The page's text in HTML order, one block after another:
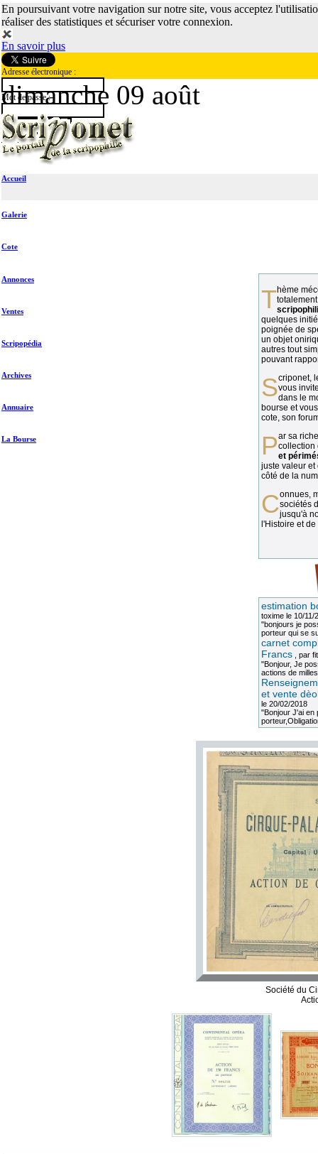
En poursuivant votre navigation sur notre site, vous acceptez
réaliser des statistiques et sécuriser votre connexion.
En savoir plus
Adresse électronique :
Mot de passe :
dimanche 09 août
Accueil
Galerie
Cote
Annonces
Ventes
Scripopédia
Archives
Annuaire
La Bourse
Thème méconnu des collectionneurs et
quelques
poignée de
un objet
autres tout
pouvant
vous
dans le
bourse et
cote, son
Par sa richesse et sa diversité, lacollection
et
juste valeur et
côté de la
Connues, méconnues, ou inconnues, lessociétés
jusqu'à
l'Histoire et
estimation
toximele 10/11/
"bonjours je
porteur qui se
carnet
Francs, par
"Bonjour, Je
actions de
et vente
le 20/02/2018
"Bonjour J'ai en
Société du